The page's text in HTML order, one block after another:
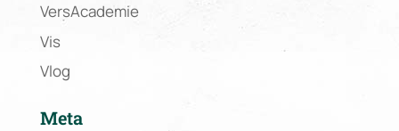
VersAcademie
Vis
Vlog
Meta